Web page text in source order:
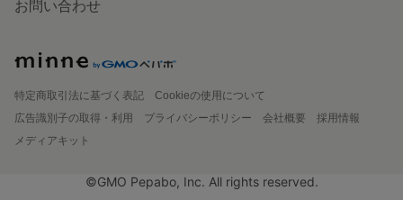
お問い合わせ
特定商取引法に基づく表記
Cookieの使用について
広告識別子の取得・利用
プライバシーポリシー 会社概要
採用情報
メディアキット
©GMO Pepabo, Inc. All rights reserved.